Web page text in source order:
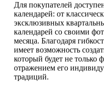
Для покупателей
календарей: от
эксклюзивных
календарей со своими
месяца. Благодаря
имеет возможность
который будет не только
отражением его
традиций.